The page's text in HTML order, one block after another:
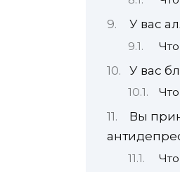
У вас
У вас
Вы